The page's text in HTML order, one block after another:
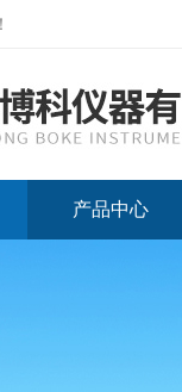
！
产品中心